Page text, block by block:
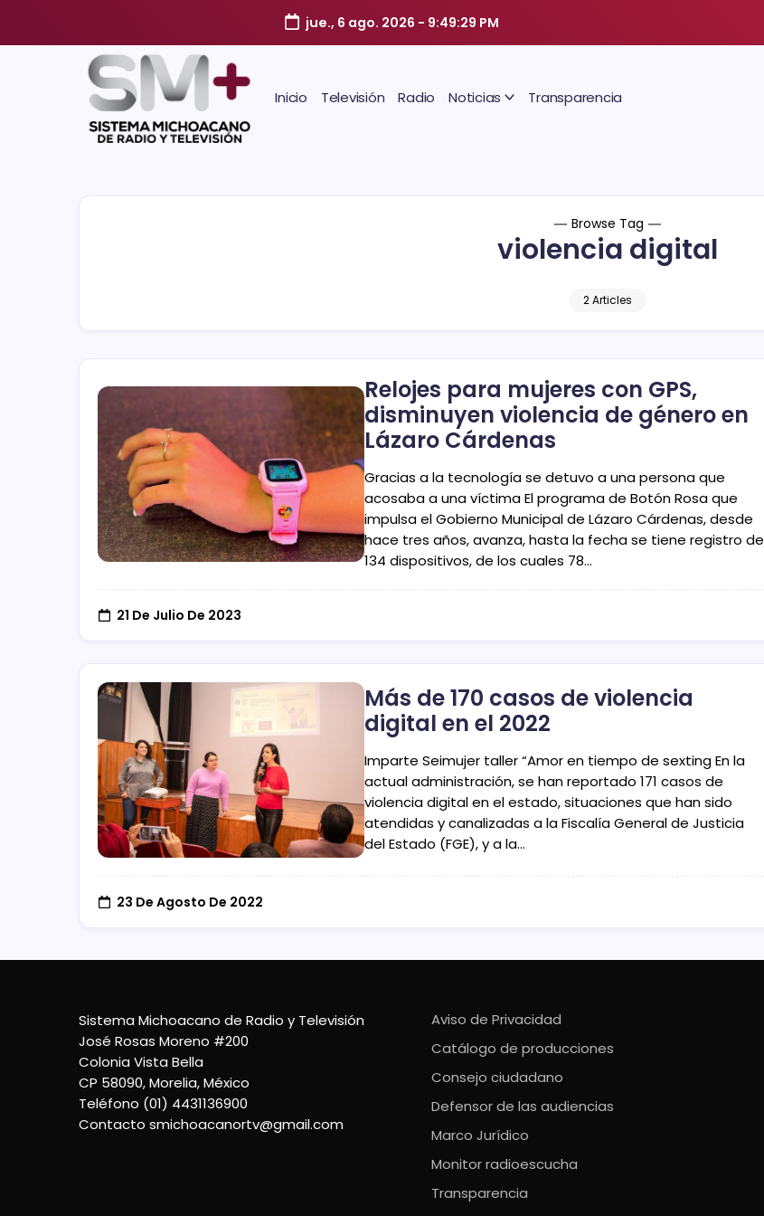
jue., 6 ago. 2026 - 9:49:29 PM
Inicio Televisión Radio Noticias Transparencia
Browse Tag
violencia digital
2 Articles
Relojes para mujeres con GPS,
disminuyen violencia de género en
Lázaro Cárdenas
Gracias a la tecnología se detuvo a una persona que
acosaba a una víctima El programa de Botón Rosa que
impulsa el Gobierno Municipal de Lázaro Cárdenas, desde
hace tres años, avanza, hasta la fecha se tiene registro de
134 dispositivos, de los cuales 78…
21 De Julio De 2023
Más de 170 casos de violencia
digital en el 2022
Imparte Seimujer taller “Amor en tiempo de sexting En la
actual administración, se han reportado 171 casos de
violencia digital en el estado, situaciones que han sido
atendidas y canalizadas a la Fiscalía General de Justicia
del Estado (FGE), y a la…
23 De Agosto De 2022
Sistema Michoacano de Radio y Televisión
José Rosas Moreno #200
Colonia Vista Bella
CP 58090, Morelia, México
Teléfono (01) 4431136900
Contacto smichoacanortv@gmail.com
Aviso de Privacidad
Catálogo de producciones
Consejo ciudadano
Defensor de las audiencias
Marco Jurídico
Monitor radioescucha
Transparencia